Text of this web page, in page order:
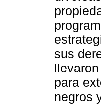
sus
para
negros